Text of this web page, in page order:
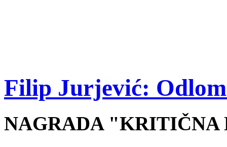
Filip Jurjević:
NAGRADA "KRITIČNA